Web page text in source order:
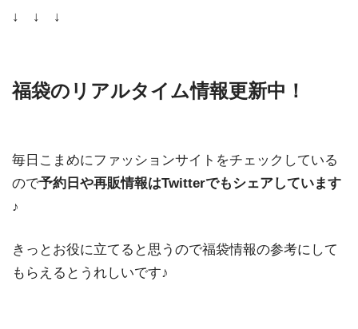
↓ ↓ ↓
福袋のリアルタイム情報更新中！
毎日こまめにファッションサイトをチェックしている
ので予約日や再販情報はTwitterでもシェアしています
♪
きっとお役に立てると思うので福袋情報の参考にして
もらえるとうれしいです♪